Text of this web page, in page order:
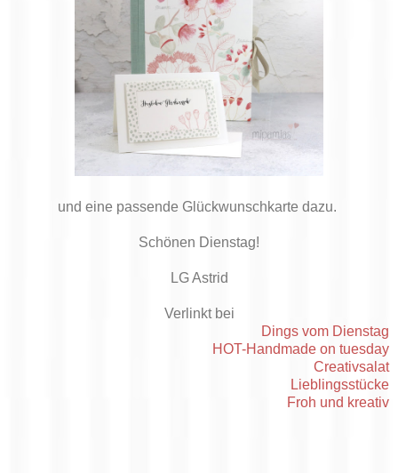
und eine passende Glückwunschkarte dazu.
Schönen Dienstag!
LG Astrid
Verlinkt bei
Dings vom Dienstag
HOT-Handmade on tuesday
Creativsalat
Lieblingsstücke
Froh und kreativ